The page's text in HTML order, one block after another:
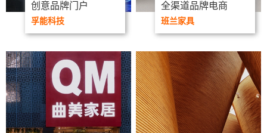
创意品牌门户
孚能科技
全渠道品牌电商
班兰家具